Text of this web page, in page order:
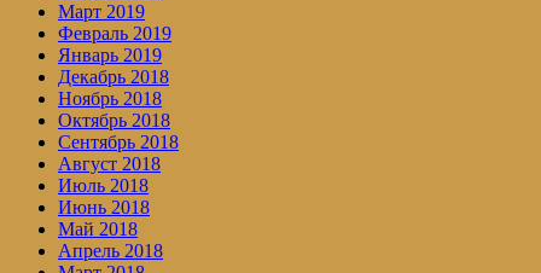
Март 2019
Февраль 2019
Январь 2019
Декабрь 2018
Ноябрь 2018
Октябрь 2018
Сентябрь 2018
Август 2018
Июль 2018
Июнь 2018
Май 2018
Апрель 2018